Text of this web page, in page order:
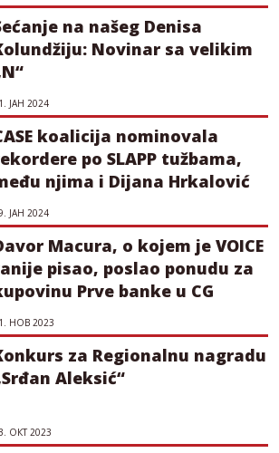
na našeg Denisa
Novinar sa velikim
ЈАН 2024
koalicija nominovala
po SLAPP tužbama,
njima i Dijana Hrkalović
ЈАН 2024
Macura, o kojem je VOICE
pisao, poslao ponudu za
Prve banke u CG
НОВ 2023
za Regionalnu nagradu
Aleksić“
ОКТ 2023